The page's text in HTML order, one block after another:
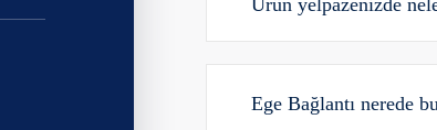
Ürün yelpazenizde
Ege Bağlantı nerede